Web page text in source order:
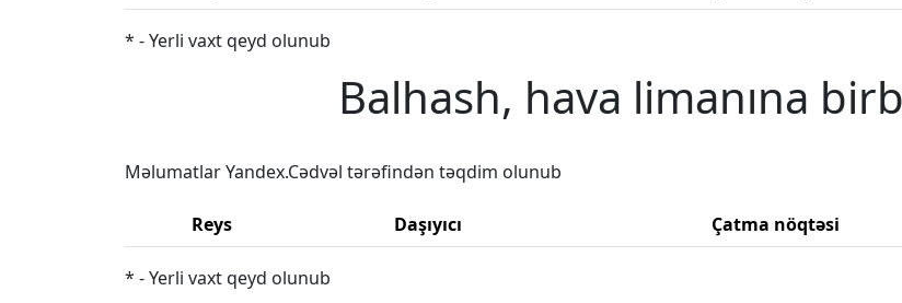
* - Yerli vaxt qeyd olunub
Balhash, hava limanına
Məlumatlar Yandex.Cədvəl tərəfindən təqdim olunub
Reys Daşıyıcı Çatma nöqtəsi
* - Yerli vaxt qeyd olunub